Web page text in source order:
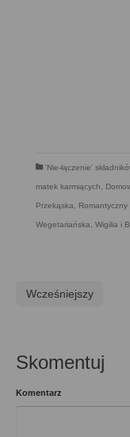
'Nie-łączenie'
matek karmiących
Przekąska Romantyczny
Wegetariańska Wigilia i
Wcześniejszy
Skomentuj
Komentarz